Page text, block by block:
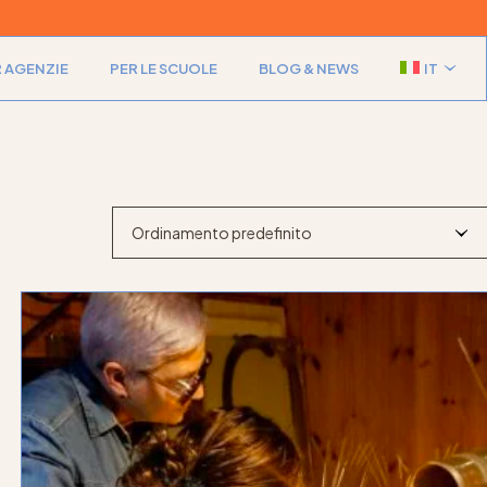
AGENZIE PER LE SCUOLE BLOG & NEWS IT
EN
Ordinamento predefinito